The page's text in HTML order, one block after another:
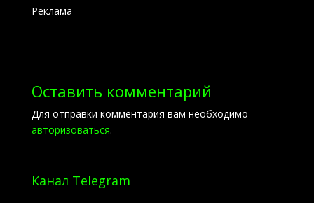
Реклама
Оставить комментарий
Для отправки комментария вам необходимо
авторизоваться.
Канал Telegram